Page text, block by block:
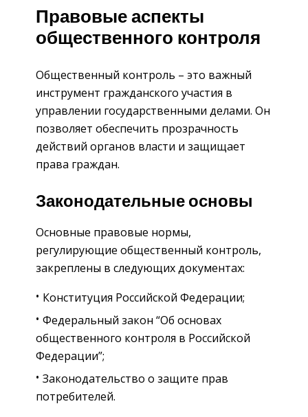
Правовые аспекты
общественного контроля
Общественный контроль – это важный
инструмент гражданского участия в
управлении государственными делами. Он
позволяет обеспечить прозрачность
действий органов власти и защищает
права граждан.
Законодательные основы
Основные правовые нормы,
регулирующие общественный контроль,
закреплены в следующих документах:
Конституция Российской Федерации;
Федеральный закон “Об основах
общественного контроля в Российской
Федерации”;
Законодательство о защите прав
потребителей.